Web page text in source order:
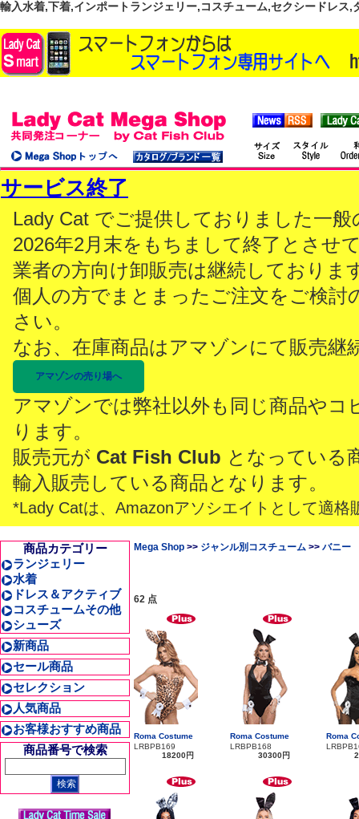
輸入水着,下着,インポートランジェリー,コスチューム,セクシードレス
サービス終了
Lady Cat でご提供しておりました一
2026年2月末をもちまして終了とさせ
業者の方向け卸販売は継続しておりま
個人の方でまとまったご注文をご検討
さい。
なお、在庫商品はアマゾンにて販売継
アマゾンの売り場へ
アマゾンでは弊社以外も同じ商品やコ
ります。
販売元が Cat Fish Club となっている
輸入販売している商品となります。
*Lady Catは、Amazonアソシエイトとして適格
商品カテゴリー
ランジェリー
水着
ドレス＆アクティブ
コスチュームその他
シューズ
新商品
セール商品
セレクション
人気商品
お客様おすすめ商品
商品番号で検索
Mega Shop >> ジャンル別コスチューム >> バニー
62 点
Roma Costume
LRBPB169
18200円
Roma Costume
LRBPB168
30300円
Roma